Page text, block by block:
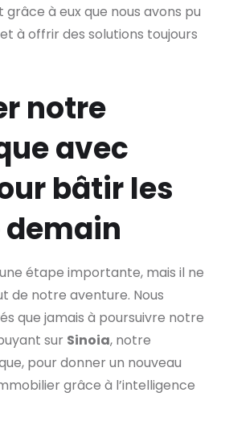
grâce à eux que nous avons pu
à offrir des solutions toujours
notre
avec
bâtir les
étape importante, mais il ne
de notre aventure. Nous
que jamais à poursuivre notre
sur Sinoia, notre
pour donner un nouveau
grâce à l’intelligence